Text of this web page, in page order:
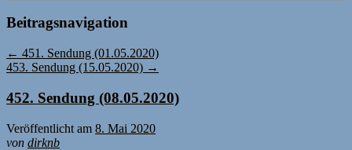
Beitragsnavigation
← 451. Sendung (01.05.2020)
453. Sendung (15.05.2020) →
452. Sendung (08.05.2020)
Veröffentlicht am 8. Mai 2020
von dirknb